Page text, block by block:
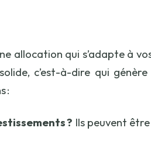
allocation qui s’adapte à
c’est-à-dire qui génère
:
? Ils peuvent